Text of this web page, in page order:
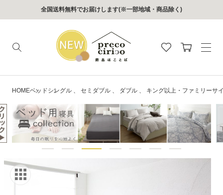
コンテン全国送料無料でお届けします(※一部地域・商品除く)
ー
HOMEベッドシングル 、 セミダブル 、 ダブル 、 キング以上・ファミリーサ